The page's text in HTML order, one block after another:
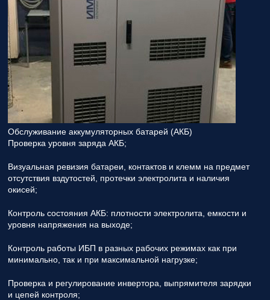
Обслуживание аккумуляторных батарей (АКБ)
Проверка уровня заряда АКБ;
Визуальная ревизия батареи, контактов и клемм на предмет
отсутствия вздутостей, протечки электролита и наличия
окисей;
Контроль состояния АКБ: плотности электролита, емкости и
уровня напряжения на выходе;
Контроль работы ИБП в разных рабочих режимах как при
минимально, так и при максимальной нагрузке;
Проверка и регулирование инвертора, выпрямителя зарядки
и цепей контроля;